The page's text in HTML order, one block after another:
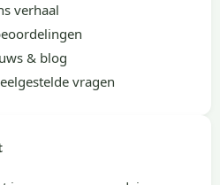
verhaal
& blog
vragen